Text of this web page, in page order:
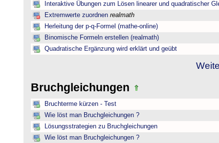
Interaktive Übungen zum Lösen linearer und quadratischer
Extremwerte zuordnen realmath
Herleitung der p-q-Formel (mathe-online)
Binomische Formeln erstellen (realmath)
Quadratische Ergänzung wird erklärt und geübt
Bruchgleichungen
Bruchterme kürzen - Test
Wie löst man Bruchgleichungen ?
Lösungsstrategien zu Bruchgleichungen
Wie löst man Bruchgleichungen ?